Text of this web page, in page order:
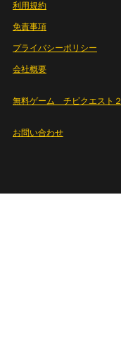
利用規約
免責事項
プライバシーポリシー
会社概要
無料ゲーム チビクエスト２
お問い合わせ